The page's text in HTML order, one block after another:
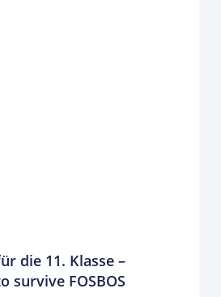
die 11. Klasse –
survive FOSBOS